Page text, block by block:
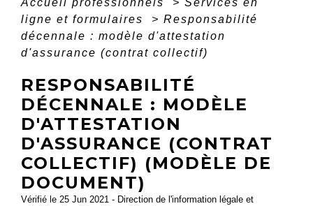
Accueil professionnels > Services en
ligne et formulaires
> Responsabilité
décennale : modèle d'attestation
d'assurance (contrat collectif)
RESPONSABILITÉ
DÉCENNALE : MODÈLE
D'ATTESTATION
D'ASSURANCE (CONTRAT
COLLECTIF) (MODÈLE DE
DOCUMENT)
Vérifié le 25 Jun 2021 - Direction de l'information légale et